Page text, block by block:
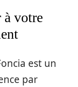
à votre
est un
par